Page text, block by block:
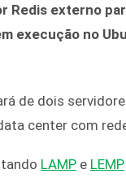
Redis externo
execução no
de dois
center com
LAMP e LEMP